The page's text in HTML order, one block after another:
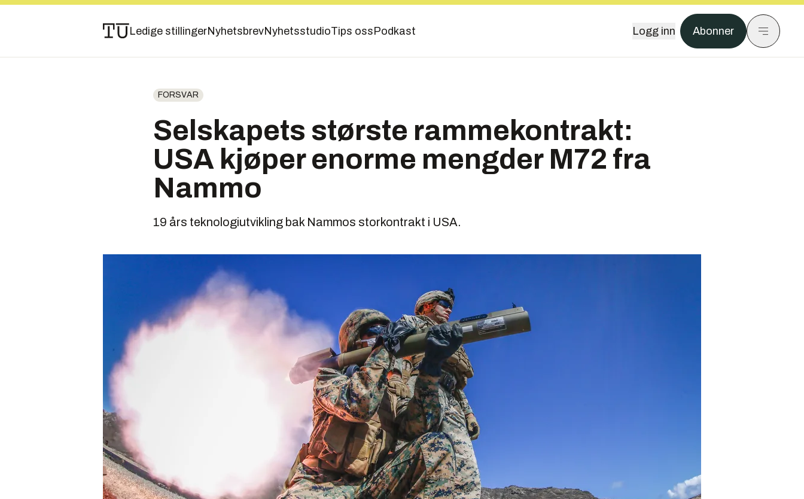
Ledige stillingerNyhetsbrevNyhetsstudioTips oss Podkast Logg inn Abonner
FORSVAR
Selskapets største rammekontrakt:
USA kjøper enorme mengder M72 fra
Nammo
19 års teknologiutvikling bak Nammos storkontrakt i USA.